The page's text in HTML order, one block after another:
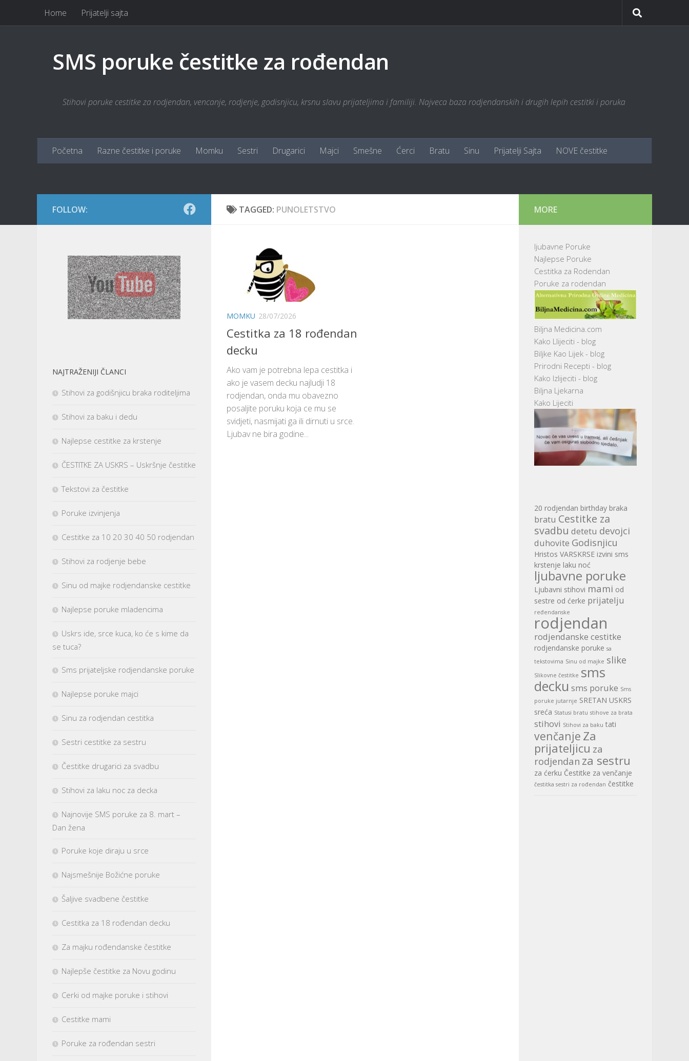
Skip to content
Home Prijatelji sajta
SMS poruke čestitke za rođendan
Stihovi poruke cestitke za rodjendan, vencanje, rodjenje, godisnjicu, krsnu slavu prijateljima i familiji. Najveca baza rodjendanskih i drugih lepih cestitki i poruka
Početna Razne čestitke i poruke Momku Sestri Drugarici Majci Smešne Ćerci Bratu Sinu Prijatelji Sajta NOVE čestitke
TAGGED: PUNOLETSTVO
MOMKU 28/07/2026
Cestitka za 18 rođendan
decku
Ako vam je potrebna lepa cestitka i
ako je vasem decku najludji 18
rodjendan, onda mu obavezno
posaljite poruku koja ce mu se
svidjeti, nasmijati ga ili dirnuti u srce.
Ljubav ne bira godine...
FOLLOW:
NAJTRAŽENIJI ČLANCI
Stihovi za godišnjicu braka roditeljima
Stihovi za baku i dedu
Najlepse cestitke za krstenje
ČESTITKE ZA USKRS – Uskršnje čestitke
Tekstovi za čestitke
Poruke izvinjenja
Cestitke za 10 20 30 40 50 rodjendan
Stihovi za rodjenje bebe
Sinu od majke rodjendanske cestitke
Najlepse poruke mladencima
Uskrs ide, srce kuca, ko će s kime da
se tuca?
Sms prijateljske rodjendanske poruke
Najlepse poruke majci
Sinu za rodjendan cestitka
Sestri cestitke za sestru
Čestitke drugarici za svadbu
Stihovi za laku noc za decka
Najnovije SMS poruke za 8. mart –
Dan žena
Poruke koje diraju u srce
Najsmešnije Božićne poruke
Šaljive svadbene čestitke
Cestitka za 18 rođendan decku
Za majku rođendanske čestitke
Najlepše čestitke za Novu godinu
Cerki od majke poruke i stihovi
Cestitke mami
Poruke za rođendan sestri
MORE
ljubavne Poruke
Najlepse Poruke
Cestitka za Rodendan
Poruke za rodendan
Biljna Medicina.com
Kako Llijeciti - blog
Biljke Kao Lijek - blog
Prirodni Recepti - blog
Kako Izlijeciti - blog
Biljna Ljekarna
Kako Lijeciti
20 rodjendan birthday braka
bratu Cestitke za
svadbu detetu devojci
duhovite Godisnjicu
Hristos VARSKRSE izvini sms
krstenje laku noć
ljubavne poruke
Ljubavni stihovi mami od
sestre od ćerke prijatelju
ređendanske
rodjendan
rodjendanske cestitke
rodjendanske poruke sa
tekstovima Sinu od majke slike
Slikovne čestitke sms
decku sms poruke Sms
poruke jutarnje SRETAN USKRS
sreća Statusi bratu stihove za brata
stihovi Stihovi za baku tati
venčanje Za
prijateljicu za
rodjendan za sestru
za ćerku Čestitke za venčanje
čestitka sestri za rođendan čestitke